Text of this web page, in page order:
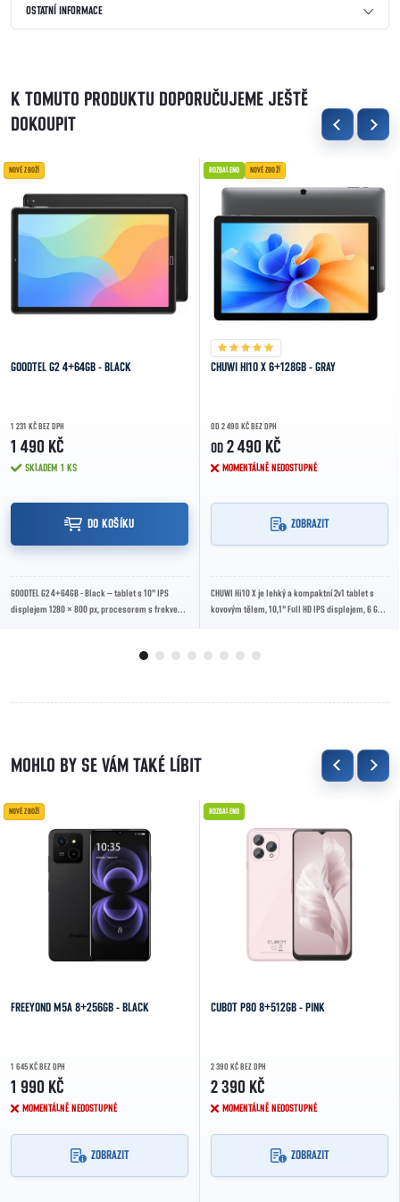
OSTATNÍ INFORMACE
K TOMUTO PRODUKTU DOPORUČUJEME JEŠTĚ
DOKOUPIT
NOVÉ ZBOŽÍ
GOODTEL G2 4+64GB - BLACK
1 231 KČ BEZ DPH
1 490 KČ
SKLADEM 1 KS
DO KOŠÍKU
GOODTEL G2 4+64GB - Black – tablet s 10" IPS
displejem 1280 × 800 px, procesorem s frekvencí
ROZBALENO NOVÉ ZBOŽÍ
CHUWI HI10 X 6+128GB - GRAY
OD 2 490 KČ BEZ DPH
OD 2 490 KČ
MOMENTÁLNĚ NEDOSTUPNÉ
ZOBRAZIT
CHUWI Hi10 X je lehký a kompaktní 2v1 tablet s
kovovým tělem, 10,1" Full HD IPS displejem, 6 GB
NOVÉ ZBOŽÍ
FREEYOND M5A 8+256GB - BLACK
1 645 KČ BEZ DPH
1 990 KČ
MOMENTÁLNĚ NEDOSTUPNÉ
ZOBRAZIT
ROZBALENO
CUBOT P80 8+512GB - PINK
2 390 KČ BEZ DPH
2 390 KČ
MOMENTÁLNĚ NEDOSTUPNÉ
ZOBRAZIT